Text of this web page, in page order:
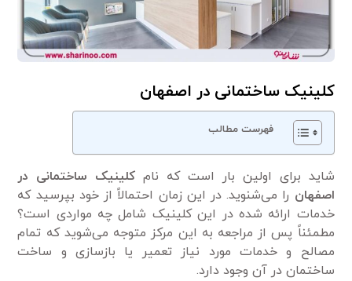
کلینیک ساختمانی در اصفهان
فهرست مطالب
شاید برای اولین بار است که نام کلینیک ساختمانی در
اصفهان را می‌شنوید. در این زمان احتمالاً از خود بپرسید که
خدمات ارائه شده در این کلینیک شامل چه مواردی است؟
مطمئناً پس از مراجعه به این مرکز متوجه می‌شوید که تمام
مصالح و خدمات مورد نیاز تعمیر یا بازسازی و ساخت
ساختمان در آن وجود دارد.